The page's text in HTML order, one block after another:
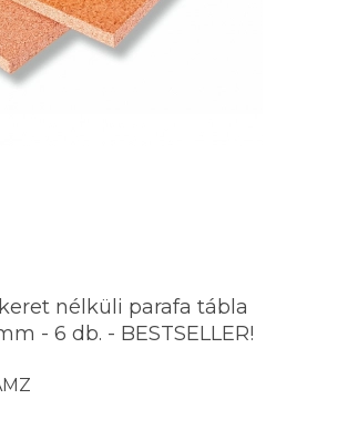
nélküli parafa tábla
- 6 db. - BESTSELLER!